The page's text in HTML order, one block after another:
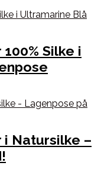
Silke i
i Natursilke –